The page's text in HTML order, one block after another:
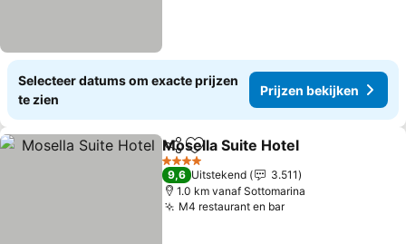
Selecteer datums om exacte prijzen
te zien
Prijzen bekijken
DelenToevoegen aan favorieten
Mosella Suite Hotel
4 Sterren
9,6 Uitstekend
3.511
1.0 km vanaf Sottomarina
M4 restaurant en bar